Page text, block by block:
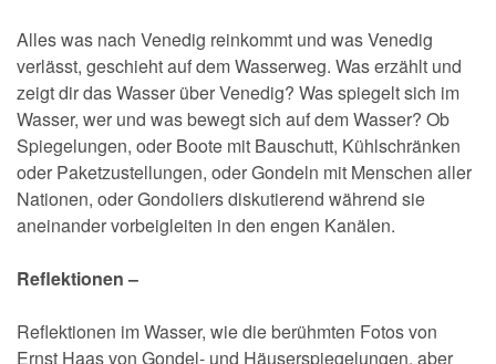
Alles was nach Venedig reinkommt und was Venedig
verlässt, geschieht auf dem Wasserweg. Was erzählt und
zeigt dir das Wasser über Venedig? Was spiegelt sich im
Wasser, wer und was bewegt sich auf dem Wasser? Ob
Spiegelungen, oder Boote mit Bauschutt, Kühlschränken
oder Paketzustellungen, oder Gondeln mit Menschen aller
Nationen, oder Gondoliers diskutierend während sie
aneinander vorbeigleiten in den engen Kanälen.
Reflektionen –
Reflektionen im Wasser, wie die berühmten Fotos von
Ernst Haas von Gondel- und Häuserspiegelungen, aber